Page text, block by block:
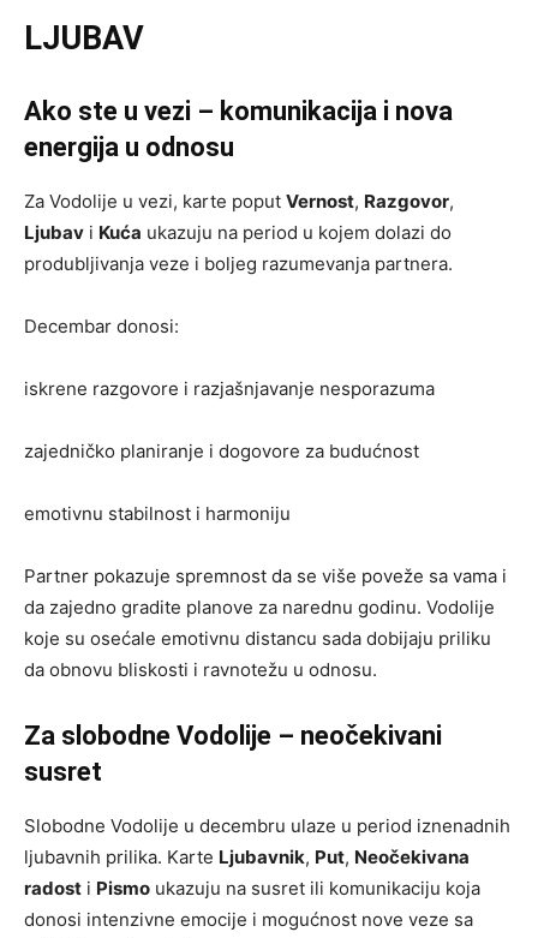
LJUBAV
Ako ste u vezi – komunikacija i nova
energija u odnosu
Za Vodolije u vezi, karte poput Vernost, Razgovor,
Ljubav i Kuća ukazuju na period u kojem dolazi do
produbljivanja veze i boljeg razumevanja partnera.
Decembar donosi:
iskrene razgovore i razjašnjavanje nesporazuma
zajedničko planiranje i dogovore za budućnost
emotivnu stabilnost i harmoniju
Partner pokazuje spremnost da se više poveže sa vama i
da zajedno gradite planove za narednu godinu. Vodolije
koje su osećale emotivnu distancu sada dobijaju priliku
da obnovu bliskosti i ravnotežu u odnosu.
Za slobodne Vodolije – neočekivani
susret
Slobodne Vodolije u decembru ulaze u period iznenadnih
ljubavnih prilika. Karte Ljubavnik, Put, Neočekivana
radost i Pismo ukazuju na susret ili komunikaciju koja
donosi intenzivne emocije i mogućnost nove veze sa